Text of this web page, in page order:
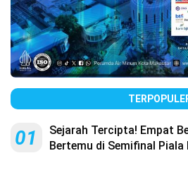
01
Sejarah Tercipta! Empat
Bertemu di Semifinal Piala